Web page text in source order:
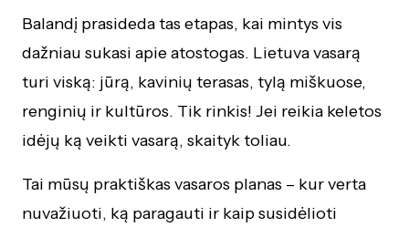
Balandį prasideda tas etapas, kai mintys vis
dažniau sukasi apie atostogas. Lietuva vasarą
turi viską: jūrą, kavinių terasas, tylą miškuose,
renginių ir kultūros. Tik rinkis! Jei reikia keletos
idėjų ką veikti vasarą, skaityk toliau.
Tai mūsų praktiškas vasaros planas – kur verta
nuvažiuoti, ką paragauti ir kaip susidėlioti